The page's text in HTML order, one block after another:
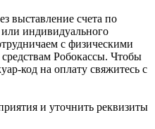
выставление счета по
индивидуального
с физическими
Робокассы. Чтобы
код на оплату свяжитесь с
и уточнить реквизиты